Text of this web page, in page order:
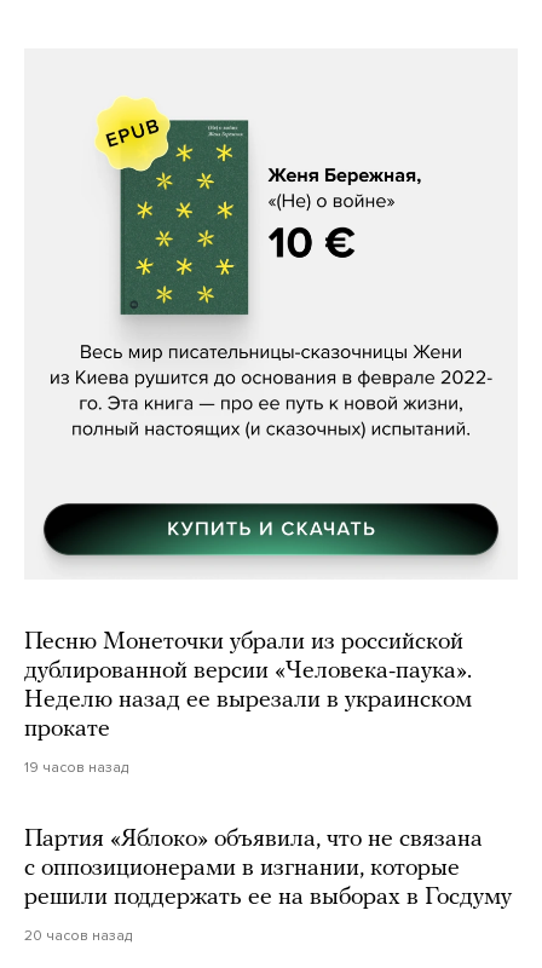
Женя Бережная, «(Не) о войне»
Песню Монеточки убрали из российской
дублированной версии «Человека-паука».
Неделю назад ее вырезали в украинском
прокате
19 часов назад
Партия «Яблоко» объявила, что не связана
с оппозиционерами в изгнании, которые
решили поддержать ее на выборах в Госдуму
20 часов назад